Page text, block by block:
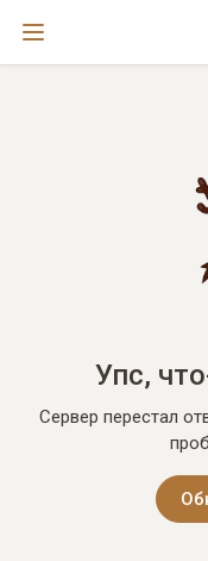
Упс,
Сервер перестал